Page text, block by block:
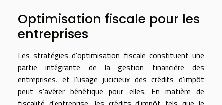
Optimisation fiscale pour les
entreprises
Les stratégies d'optimisation fiscale constituent une
partie intégrante de la gestion financière des
entreprises, et l'usage judicieux des crédits d'impôt
peut s'avérer bénéfique pour elles. En matière de